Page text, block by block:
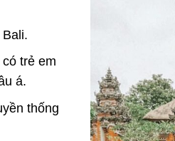
trẻ em
á.
thống